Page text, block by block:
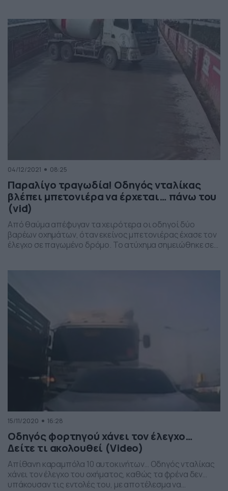
πατέρας κατορθώνει με τύχη και το ένστικτό του […]
04/12/2021 08:25
Παραλίγο τραγωδία! Οδηγός νταλίκας
βλέπει μπετονιέρα να έρχεται… πάνω του
(vid)
Από θαύμα απέφυγαν τα χειρότερα οι οδηγοί δύο
βαρέων οχημάτων, όταν εκείνος μπετονιέρας έχασε τον
έλεγχο σε παγωμένο δρόμο. Το ατύχημα σημειώθηκε σε
στο βίντεο…
15/11/2020 16:28
Οδηγός φορτηγού χάνει τον έλεγχο…
Δείτε τι ακολουθεί (Video)
Απίθανη καραμπόλα 10 αυτοκινήτων… Οδηγός νταλίκας
χάνει τον έλεγχο του οχήματος, καθώς τα φρένα δεν…
υπάκουσαν τις εντολές του, με αποτέλεσμα να